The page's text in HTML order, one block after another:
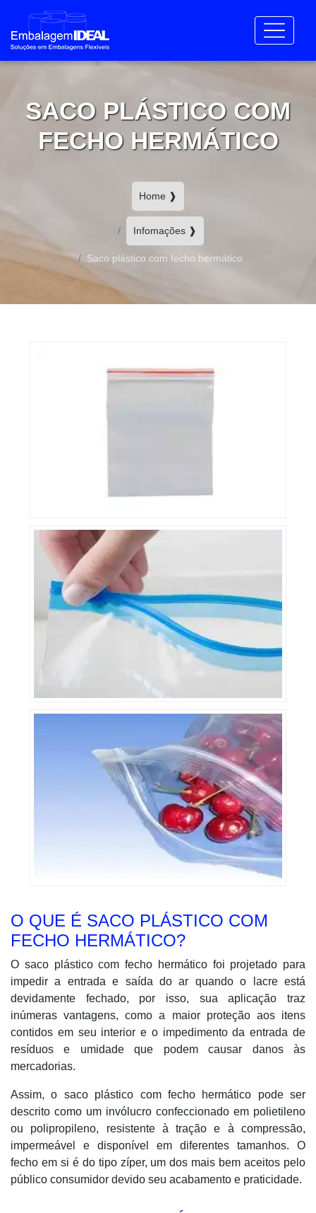
SACO PLÁSTICO COM
FECHO HERMÁTICO
Home ❱
Infomações ❱
Saco plástico com fecho hermático
O QUE É SACO PLÁSTICO COM
FECHO HERMÁTICO?
O saco plástico com fecho hermático foi projetado para
impedir a entrada e saída do ar quando o lacre está
devidamente fechado, por isso, sua aplicação traz
inúmeras vantagens, como a maior proteção aos itens
contidos em seu interior e o impedimento da entrada de
resíduos e umidade que podem causar danos às
mercadorias.
Assim, o saco plástico com fecho hermático pode ser
descrito como um invólucro confeccionado em polietileno
ou polipropileno, resistente à tração e à compressão,
impermeável e disponível em diferentes tamanhos. O
fecho em si é do tipo zíper, um dos mais bem aceitos pelo
público consumidor devido seu acabamento e praticidade.